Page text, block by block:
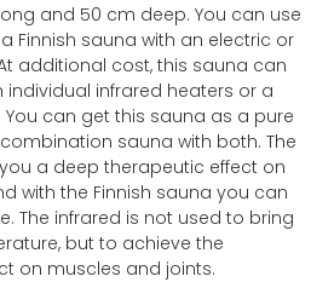
and 50 cm deep. You can use
Finnish sauna with an electric or
additional cost, this sauna can
infrared heaters or a
can get this sauna as a pure
sauna with both. The
a deep therapeutic effect on
with the Finnish sauna you can
The infrared is not used to bring
but to achieve the
on muscles and joints.